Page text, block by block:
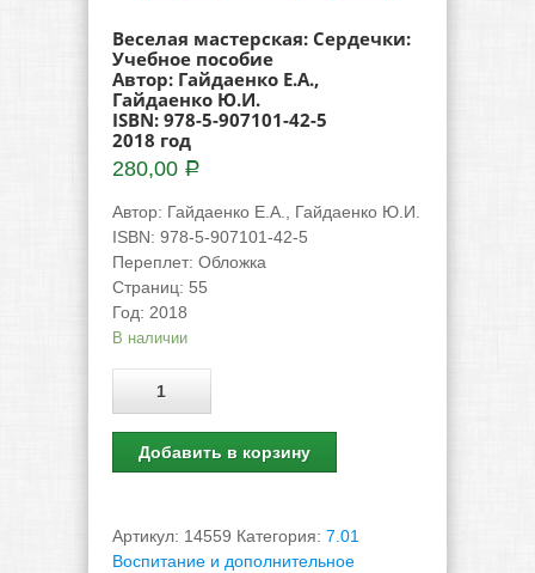
Веселая мастерская: Сердечки:
Учебное пособие
Автор: Гайдаенко Е.А.,
Гайдаенко Ю.И.
ISBN: 978-5-907101-42-5
2018 год
280,00 Р
Автор: Гайдаенко Е.А., Гайдаенко Ю.И.
ISBN: 978-5-907101-42-5
Переплет: Обложка
Страниц: 55
Год: 2018
В наличии
Количество
Добавить в корзину
Артикул: 14559 Категория: 7.01
Воспитание и дополнительное